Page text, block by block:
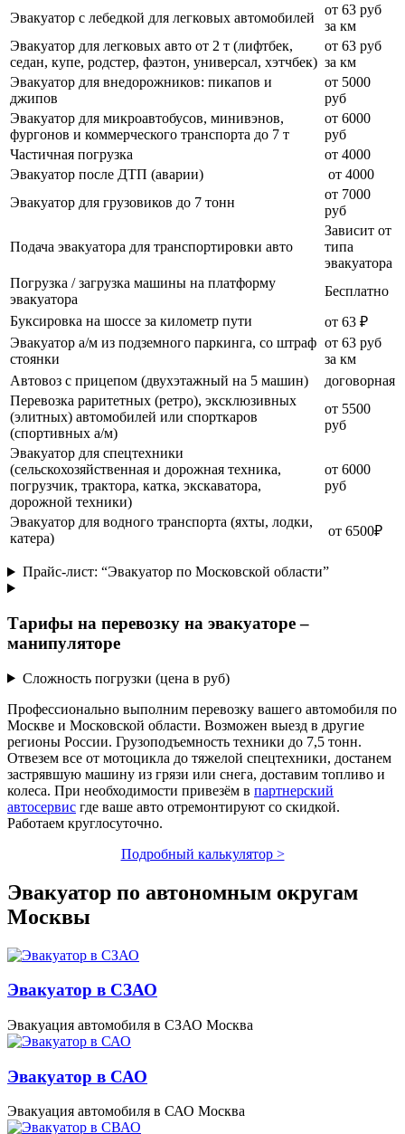
Эвакуатор с лебедкой для легковых автомобилей
от 63 руб
за км
Эвакуатор для легковых авто от 2 т (лифтбек,
седан, купе, родстер, фаэтон, универсал, хэтчбек)
от 63 руб
за км
Эвакуатор для внедорожников: пикапов и
джипов
от 5000
руб
Эвакуатор для микроавтобусов, минивэнов,
фургонов и коммерческого транспорта до 7 т
от 6000
руб
Частичная погрузка
от 4000
Эвакуатор после ДТП (аварии)
от 4000
Эвакуатор для грузовиков до 7 тонн
от 7000
руб
Подача эвакуатора для транспортировки авто
Зависит от
типа
эвакуатора
Погрузка / загрузка машины на платформу
эвакуатора
Бесплатно
Буксировка на шоссе за километр пути
от 63 ₽
Эвакуатор а/м из подземного паркинга, со штраф
стоянки
от 63 руб
за км
Автовоз с прицепом (двухэтажный на 5 машин)
договорная
Перевозка раритетных (ретро), эксклюзивных
(элитных) автомобилей или спорткаров
(спортивных а/м)
от 5500
руб
Эвакуатор для спецтехники
(сельскохозяйственная и дорожная техника,
погрузчик, трактора, катка, экскаватора,
дорожной техники)
от 6000
руб
Эвакуатор для водного транспорта (яхты, лодки,
катера)
от 6500₽
Прайс-лист: “Эвакуатор по Московской области”
Тарифы на перевозку на эвакуаторе –
манипуляторе
Сложность погрузки (цена в руб)
Профессионально выполним перевозку вашего автомобиля по
Москве и Московской области. Возможен выезд в другие
регионы России. Грузоподъемность техники до 7,5 тонн.
Отвезем все от мотоцикла до тяжелой спецтехники, достанем
застрявшую машину из грязи или снега, доставим топливо и
колеса. При необходимости привезём в партнерский
автосервис где ваше авто отремонтируют со скидкой.
Работаем круглосуточно.
Подробный калькулятор >
Эвакуатор по автономным округам
Москвы
Эвакуатор в СЗАО
Эвакуация автомобиля в СЗАО Москва
Эвакуатор в САО
Эвакуация автомобиля в САО Москва